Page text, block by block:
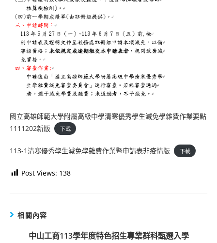
國立高雄師範大學附屬高級中學清寒優秀學生減免學雜費作業要點
1111202新版
下載
113-1清寒優秀學生減免學雜費作業暨申請表非疫情版 下載
Post Views: 138
相關內容
中山工商113學年度特色招生專業群科甄選入學